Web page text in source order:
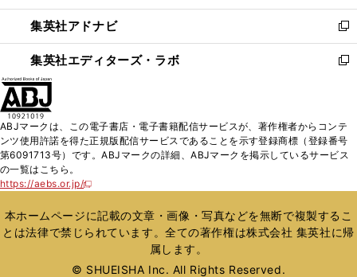
開
く
ウ
で
開
く
ン
ド
ウ
で
ウ
ィ
ン
ド
く
集英社アドナビ
新
し
い
ド
ウ
で
集英社エディターズ・ラボ
新
ィ
ン
ド
開
く
ABJマークは、この電子書店・電子書籍配信サービスが、著作権者からコンテ
ンツ使用許諾を得た正規版配信サービスであることを示す登録商標（登録番号
第6091713号）です。ABJマークの詳細、ABJマークを掲示しているサービス
の一覧はこちら。
https://aebs.or.jp/
新
い
ウ
ィ
ウ
本ホームページに記載の文章・画像・写真などを無断で複製するこ
とは法律で禁じられています。全ての著作権は株式会社 集英社に帰
属します。
© SHUEISHA Inc. All Rights Reserved.